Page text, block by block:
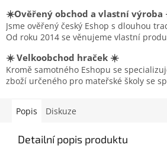
☀️Ověřený obchod a vlastní výroba
Jsme ověřený český Eshop s dlouhou
Od roku 2014 se věnujeme vlastní
☀️ Velkoobchod hraček ☀️
Kromě samotného Eshopu se
zboží určeného pro mateřské školy se
Popis Diskuze
Detailní popis produktu